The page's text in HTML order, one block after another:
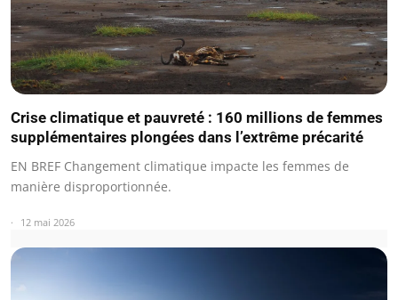
Crise climatique et pauvreté : 160 millions de femmes
supplémentaires plongées dans l’extrême précarité
EN BREF Changement climatique impacte les femmes de
manière disproportionnée.
12 mai 2026